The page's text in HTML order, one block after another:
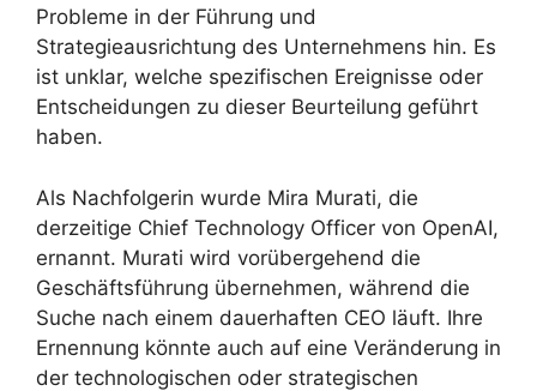
Probleme in der Führung und
Strategieausrichtung des Unternehmens hin. Es
ist unklar, welche spezifischen Ereignisse oder
Entscheidungen zu dieser Beurteilung geführt
haben.
Als Nachfolgerin wurde Mira Murati, die
derzeitige Chief Technology Officer von OpenAI,
ernannt. Murati wird vorübergehend die
Geschäftsführung übernehmen, während die
Suche nach einem dauerhaften CEO läuft. Ihre
Ernennung könnte auch auf eine Veränderung in
der technologischen oder strategischen